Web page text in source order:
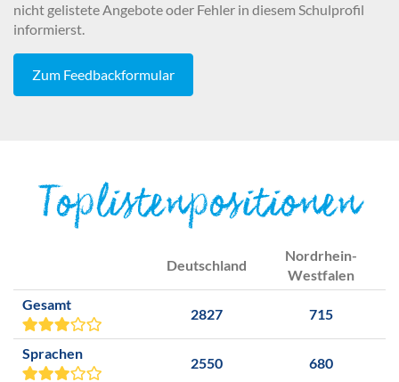
nicht gelistete Angebote oder Fehler in diesem Schulprofil
informierst.
Zum Feedbackformular
Toplistenpositionen
Deutschland
Nordrhein-
Westfalen
Gesamt
2827 715
Sprachen
2550 680